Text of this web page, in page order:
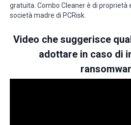
gratuita. Combo Cleaner è di proprietà
società madre di PCRisk.
Video che suggerisce
adottare in caso di